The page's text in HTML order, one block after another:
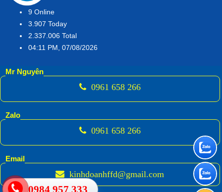
9 Online
3.907 Today
2.337.006 Total
04:11 PM, 07/08/2026
Mr Nguyên
0961 658 266
Zalo
0961 658 266
Email
kinhdoanhffd@gmail.com
0984 957 333